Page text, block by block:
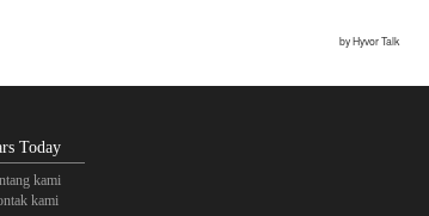
Today
kami
kami